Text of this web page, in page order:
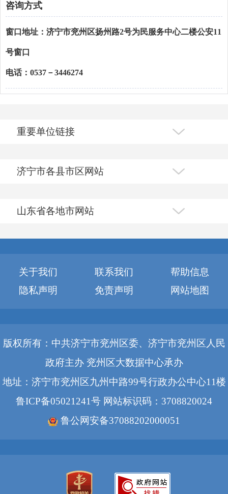
咨询方式
窗口地址：济宁市兖州区扬州路2号为民服务中心二楼公安11
号窗口
电话：0537－3446274
重要单位链接
济宁市各县市区网站
山东省各地市网站
关于我们 联系我们
帮助信息
隐私声明
免责声明 网站地图
版权所有：中共济宁市兖州区委、济宁市兖州区人民
政府主办 兖州区大数据中心承办
地址：济宁市兖州区九州中路99号行政办公中心11楼
鲁ICP备05021241号 网站标识码：3708820024
鲁公网安备37088202000051